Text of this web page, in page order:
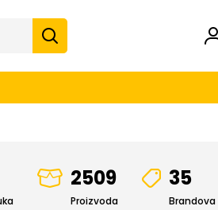
2509
Proizvoda
35
Brandova